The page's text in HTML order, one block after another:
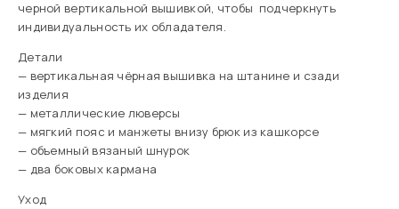
черной вертикальной вышивкой, чтобы подчеркнуть
индивидуальность их обладателя.
Детали
— вертикальная чёрная вышивка на штанине и сзади
изделия
— металлические люверсы
— мягкий пояс и манжеты внизу брюк из кашкорсе
— объемный вязаный шнурок
— два боковых кармана
Уход